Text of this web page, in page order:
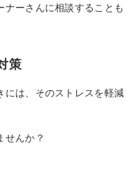
ナーさんに相談することも
策
には、そのストレスを軽減
せんか？